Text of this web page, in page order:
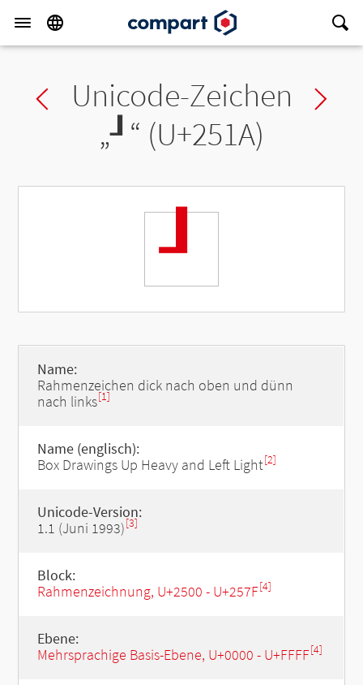
Previous char
Unicode-Zeichen
„┚ “ (U+251A)
┚
Name:
Rahmenzeichen dick nach oben und dünn
nach links[1]
Name (englisch):
Box Drawings Up Heavy and Left Light[2]
Unicode-Version:
1.1 (Juni 1993)[3]
Block:
Rahmenzeichnung, U+2500 - U+257F[4]
Ebene:
Mehrsprachige Basis-Ebene, U+0000 - U+FFFF[4]